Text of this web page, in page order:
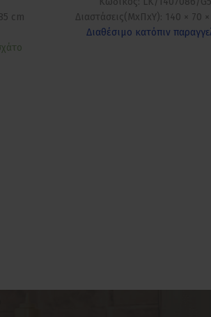
cm
Διαστάσεις(ΜxΠxΥ): 140 × 70
Διαθέσιμο κατόπιν